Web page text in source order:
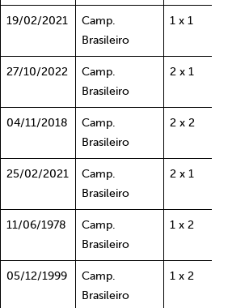
19/02/2021
Camp.
Brasileiro
1 x 1
27/10/2022
Camp.
Brasileiro
2 x 1
04/11/2018
Camp.
Brasileiro
2 x 2
25/02/2021
Camp.
Brasileiro
2 x 1
11/06/1978
Camp.
Brasileiro
1 x 2
05/12/1999
Camp.
Brasileiro
1 x 2